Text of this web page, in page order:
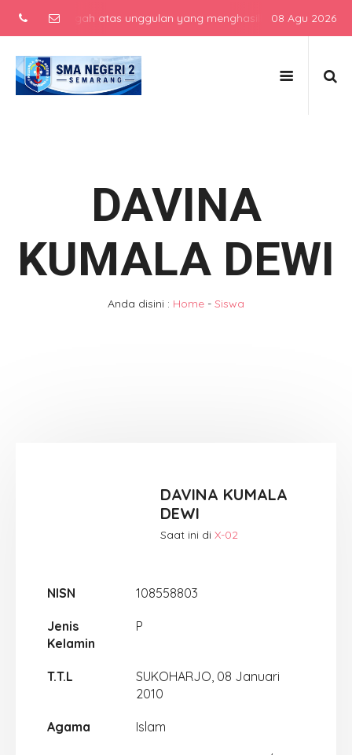
menengah atas unggulan yang menghasilkan lulusan
08 Agu 2026
DAVINA
KUMALA DEWI
Anda disini : Home - Siswa
DAVINA KUMALA
DEWI
Saat ini diX-02
NISN 108558803
Jenis
Kelamin
P
T.T.L
SUKOHARJO, 08 Januari
2010
Agama Islam